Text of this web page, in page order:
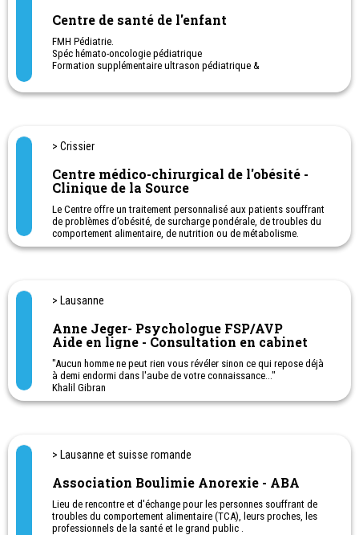
Centre de santé de l'enfant
FMH Pédiatrie.
Spéc hémato-oncologie pédiatrique
Formation supplémentaire ultrason pédiatrique &
> Crissier
Centre médico-chirurgical de l'obésité -
Clinique de la Source
Le Centre offre un traitement personnalisé aux patients souffrant
de problèmes d’obésité, de surcharge pondérale, de troubles du
comportement alimentaire, de nutrition ou de métabolisme.
médecins et les psychologues-psychothérapeutes.
pathologie avérée, les consultations diététiques et certaines
séances de physiothérapie sont uniquement prises en charge par
> Lausanne
Anne Jeger- Psychologue FSP/AVP
Aide en ligne - Consultation en cabinet
"Aucun homme ne peut rien vous révéler sinon ce qui repose déjà
à demi endormi dans l'aube de votre connaissance..."
Khalil Gibran
> Lausanne et suisse romande
Association Boulimie Anorexie - ABA
Lieu de rencontre et d'échange pour les personnes souffrant de
troubles du comportement alimentaire (TCA), leurs proches, les
professionnels de la santé et le grand public .